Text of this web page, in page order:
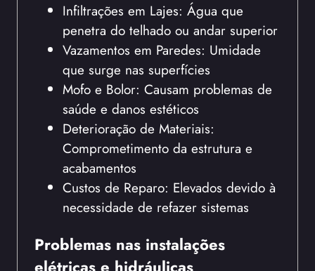
Infiltrações em Lajes: Água que
penetra do telhado ou andar superior
Vazamentos em Paredes: Umidade
que surge nas superfícies
Mofo e Bolor: Causam problemas de
saúde e danos estéticos
Deterioração de Materiais:
Comprometimento da estrutura e
acabamentos
Custos de Reparo: Elevados devido à
necessidade de refazer sistemas
Problemas nas instalações